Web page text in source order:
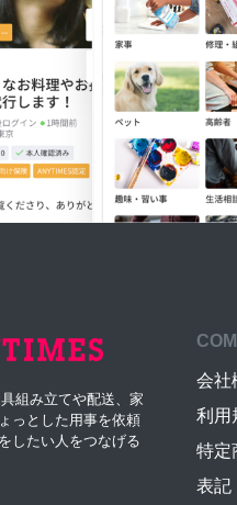
組み立てや配送、家
っとした用事を依頼
したい人をつなげる
会社
利用
特定
表記